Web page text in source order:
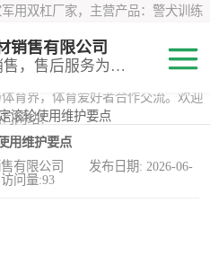
用双杠厂家，主营产品：警犬训练
杠、军用双杠、军犬训练器材等训
客服，公司以顾客至上的原则，锐
育界，体育爱好者合作交流。欢迎
网站！
销售有限公司
集研发，生产，销售，售后服务为一体
滚轮使用维护要点
用维护要点
售有限公司 发布日期: 2026-06-
量:93